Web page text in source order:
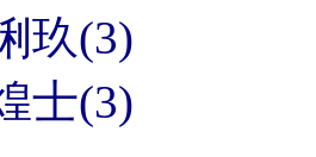
玖(3)
士(3)